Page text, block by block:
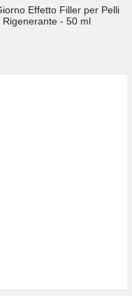
Effetto Filler per Pelli
- 50 ml